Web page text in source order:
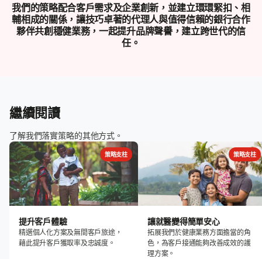
我們的策略配合客戶需求及企業創新，並建立環環緊扣、相
輔相成的關係，讓技巧卓著的代理人與值得信賴的銀行合作
夥伴共創穩健業務，一起提升品牌聲譽，建立跨世代的信
任。
繼續閱讀
了解我們落實策略的其他方式。
策略支柱
提升客戶體驗
精選個人化方案及無間客戶旅途，
藉此提升客戶獲取率及忠誠度。
策略支柱
讓就醫變得簡單安心
拓展我們於健康業務方面擔當的角
色，為客戶接通能夠改善成效的護
理方案。